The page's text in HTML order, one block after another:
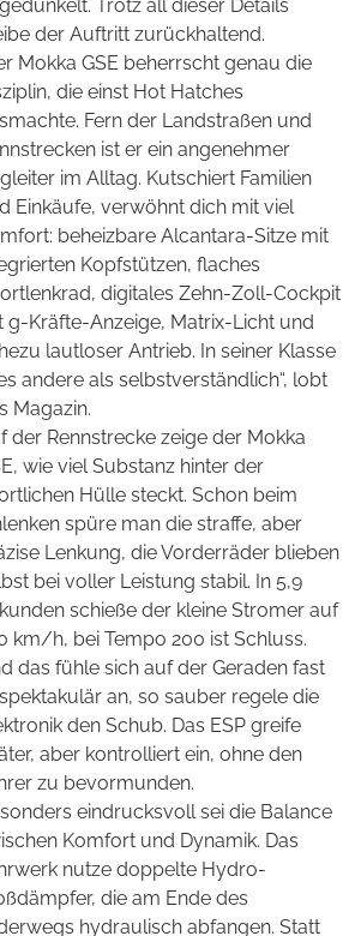
Trotz all dieser Details
der Auftritt zurückhaltend.
Mokka GSE beherrscht genau die
die einst Hot Hatches
Fern der Landstraßen und
ist er ein angenehmer
im Alltag. Kutschiert Familien
Einkäufe, verwöhnt dich mit viel
beheizbare Alcantara-Sitze mit
Kopfstützen, flaches
digitales Zehn-Zoll-Cockpit
g-Kräfte-Anzeige, Matrix-Licht und
lautloser Antrieb. In seiner Klasse
andere als selbstverständlich“, lobt
Magazin.
der Rennstrecke zeige der Mokka
wie viel Substanz hinter der
Hülle steckt. Schon beim
spüre man die straffe, aber
Lenkung, die Vorderräder blieben
bei voller Leistung stabil. In 5,9
schieße der kleine Stromer auf
km/h, bei Tempo 200 ist Schluss.
das fühle sich auf der Geraden fast
an, so sauber regele die
den Schub. Das ESP greife
aber kontrolliert ein, ohne den
zu bevormunden.
eindrucksvoll sei die Balance
Komfort und Dynamik. Das
nutze doppelte Hydro-
die am Ende des
hydraulisch abfangen. Statt